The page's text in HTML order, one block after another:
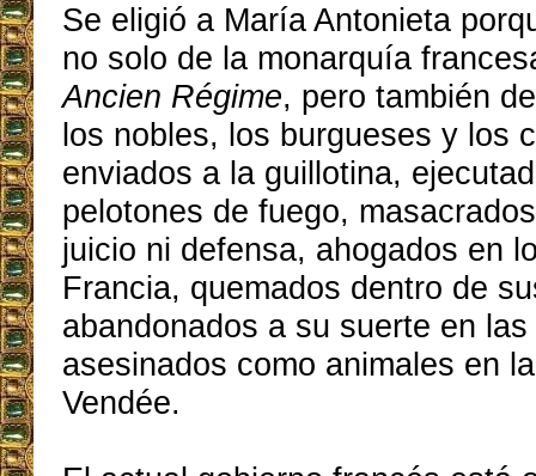
Se eligió a María Antonieta
no solo de la monarquía
Ancien Régime, pero también
los nobles, los burgueses y los
enviados a la guillotina,
pelotones de fuego,
juicio ni defensa, ahogados en
Francia, quemados dentro de
abandonados a su suerte en
asesinados como animales en
Vendée.